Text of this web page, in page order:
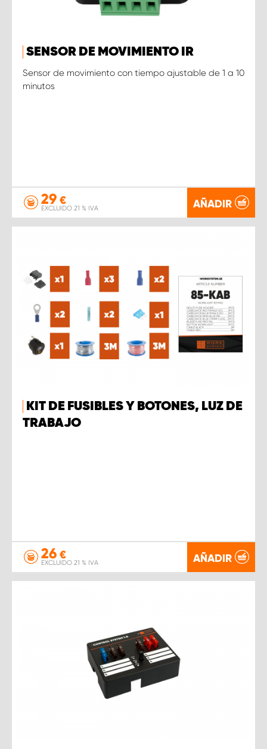
SENSOR DE MOVIMIENTO IR
Sensor de movimiento con tiempo ajustable de 1 a 10
minutos
29 €
EXCLUIDO 21 % IVA AÑADIR
KIT DE FUSIBLES Y BOTONES, LUZ DE
TRABAJO
26 €
EXCLUIDO 21 % IVA AÑADIR